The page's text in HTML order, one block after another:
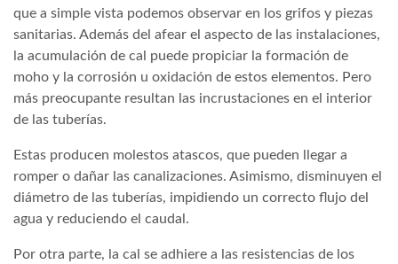
que a simple vista podemos observar en los grifos y piezas
sanitarias. Además del afear el aspecto de las instalaciones,
la acumulación de cal puede propiciar la formación de
moho y la corrosión u oxidación de estos elementos. Pero
más preocupante resultan las incrustaciones en el interior
de las tuberías.
Estas producen molestos atascos, que pueden llegar a
romper o dañar las canalizaciones. Asimismo, disminuyen el
diámetro de las tuberías, impidiendo un correcto flujo del
agua y reduciendo el caudal.
Por otra parte, la cal se adhiere a las resistencias de los